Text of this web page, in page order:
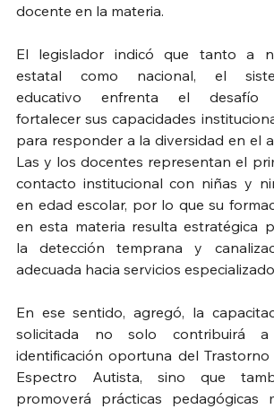
docente en la materia.
El legislador indicó que tanto a
estatal como nacional, el
educativo enfrenta el desafío
fortalecer sus capacidades
para responder a la diversidad en el
Las y los docentes representan el
contacto institucional con niñas y
en edad escolar, por lo que su
en esta materia resulta estratégica
la detección temprana y
adecuada hacia servicios
En ese sentido, agregó, la
solicitada no solo contribuirá
identificación oportuna del Trastorno
Espectro Autista, sino que
promoverá prácticas pedagógicas